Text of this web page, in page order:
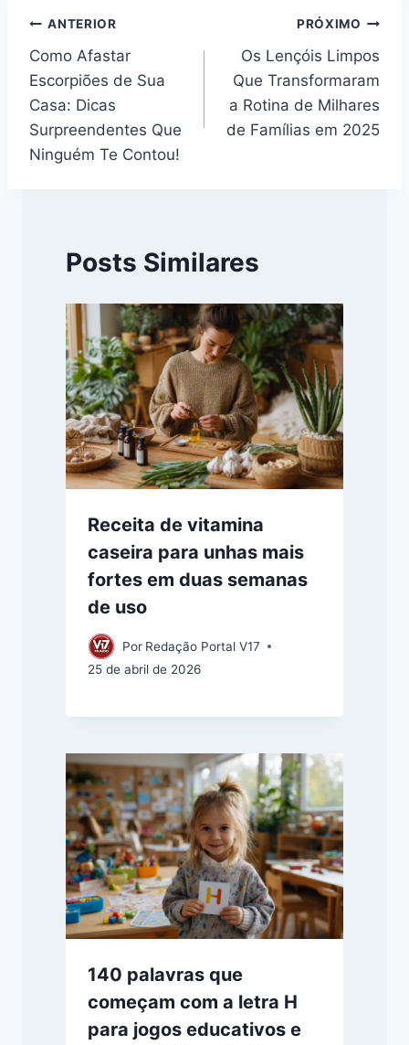
Navegação
de
Post
ANTERIOR
Como Afastar
Escorpiões de Sua
Casa: Dicas
Surpreendentes Que
Ninguém Te Contou!
PRÓXIMO
Os Lençóis Limpos
Que Transformaram
a Rotina de Milhares
de Famílias em 2025
Posts Similares
Receita de vitamina
caseira para unhas mais
fortes em duas semanas
de uso
Por Redação Portal V17
25 de abril de 2026
140 palavras que
começam com a letra H
para jogos educativos e